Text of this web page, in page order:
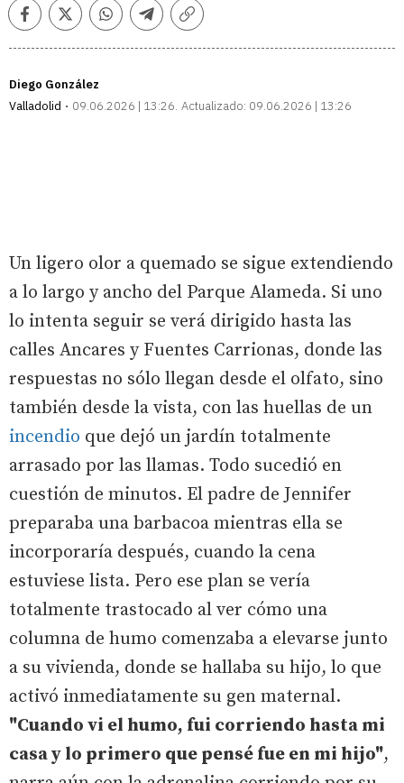
FacebookTwitterWhatsappTelegramCopiar
Diego González
Valladolid
09.06.2026 | 13:26 Actualizado: 09.06.2026 | 13:26
Un ligero olor a quemado se sigue extendiendo
a lo largo y ancho del Parque Alameda. Si uno
lo intenta seguir se verá dirigido hasta las
calles Ancares y Fuentes Carrionas, donde las
respuestas no sólo llegan desde el olfato, sino
también desde la vista, con las huellas de un
incendio que dejó un jardín totalmente
arrasado por las llamas. Todo sucedió en
cuestión de minutos. El padre de Jennifer
preparaba una barbacoa mientras ella se
incorporaría después, cuando la cena
estuviese lista. Pero ese plan se vería
totalmente trastocado al ver cómo una
columna de humo comenzaba a elevarse junto
a su vivienda, donde se hallaba su hijo, lo que
activó inmediatamente su gen maternal.
"Cuando vi el humo, fui corriendo hasta mi
casa y lo primero que pensé fue en mi hijo",